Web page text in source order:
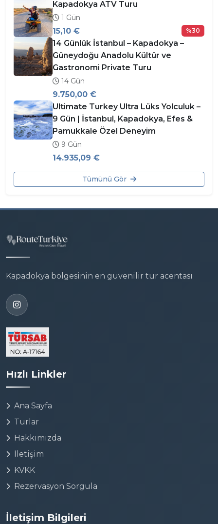
Kapadokya ATV Turu
1 Gün
15,10 € %30
14 Günlük İstanbul – Kapadokya –
Güneydoğu Anadolu Kültür ve
Gastronomi Private Turu
14 Gün
9.750,00 €
Ultimate Turkey Ultra Lüks Yolculuk –
9 Gün | İstanbul, Kapadokya, Efes &
Pamukkale Özel Deneyim
9 Gün
14.935,09 €
Tümünü Gör
Kapadokya bölgesinin en güvenilir tur acentası
Hızlı Linkler
Ana Sayfa
Turlar
Hakkımızda
İletişim
KVKK
Rezervasyon Sorgula
İletişim Bilgileri